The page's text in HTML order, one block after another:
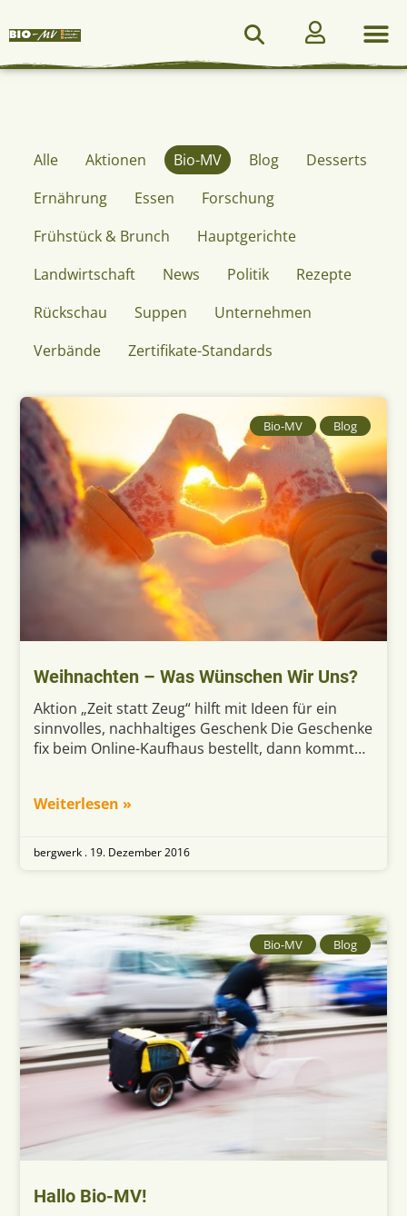
Alle Aktionen Bio-MV Blog
Desserts
Ernährung
Essen
Forschung
Frühstück & Brunch
Hauptgerichte
Landwirtschaft
News Politik
Rezepte
Rückschau
Suppen
Unternehmen
Verbände
Zertifikate-Standards
Bio-MV Blog
Weihnachten – Was Wünschen Wir Uns?
Aktion „Zeit statt Zeug“ hilft mit Ideen für ein
sinnvolles, nachhaltiges Geschenk Die Geschenke
fix beim Online-Kaufhaus bestellt, dann kommt…
Weiterlesen »
bergwerk . 19. Dezember 2016
Bio-MV Blog
Hallo Bio-MV!